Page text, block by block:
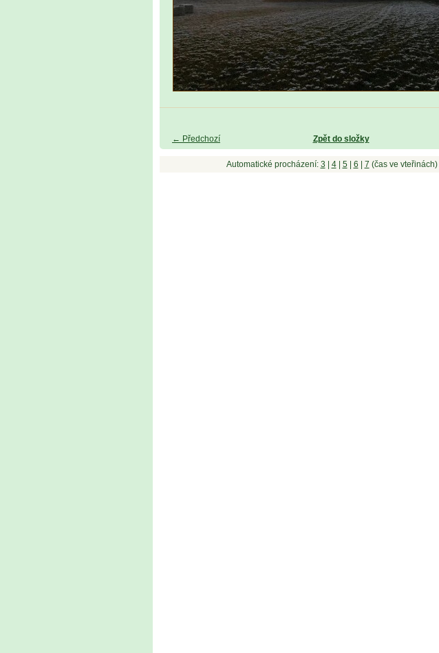
← Předchozí Zpět do složky
Automatické procházení: 3 4| 5| 6 7 (čas ve vteřinách)